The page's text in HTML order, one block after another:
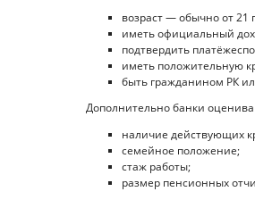
возраст — обычно от 21
иметь официальный
подтвердить
иметь положительную
быть гражданином РК
Дополнительно банки
наличие действующих
семейное положение;
стаж работы;
размер пенсионных